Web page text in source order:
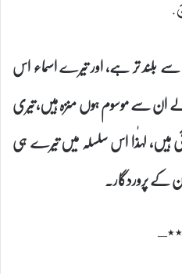
بلند تر ہے، اور تیرے اسماء اس
سے موسوم ہوں منزہ ہیں، تیری
ہیں، لہٰذا اس سلسلہ میں تیرے ہی
کے پروردگار۔